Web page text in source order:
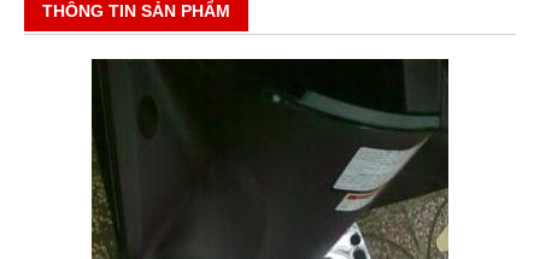
THÔNG TIN SẢN PHẨM